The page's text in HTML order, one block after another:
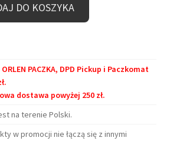
DO KOSZYKA
PACZKA, DPD Pickup i Paczkomat
dostawa powyżej 250 zł.
na terenie Polski.
w promocji nie łączą się z innymi